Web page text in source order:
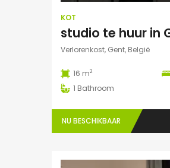
KOT
Verlorenkost, Gent, België
16 m2
1 Bathroom
NU BESCHIKBAAR